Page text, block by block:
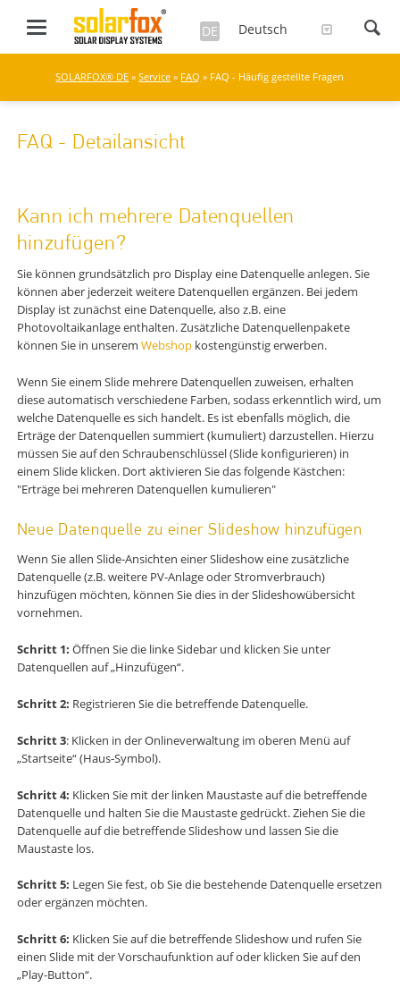
DE Deutsch
SOLARFOX® DE »Service » FAQ » FAQ - Häufig gestellte Fragen
FAQ - Detailansicht
Kann ich mehrere Datenquellen
hinzufügen?
Sie können grundsätzlich pro Display eine Datenquelle anlegen. Sie
können aber jederzeit weitere Datenquellen ergänzen. Bei jedem
Display ist zunächst eine Datenquelle, also z.B. eine
Photovoltaikanlage enthalten. Zusätzliche Datenquellenpakete
können Sie in unserem Webshop kostengünstig erwerben.
Wenn Sie einem Slide mehrere Datenquellen zuweisen, erhalten
diese automatisch verschiedene Farben, sodass erkenntlich wird, um
welche Datenquelle es sich handelt. Es ist ebenfalls möglich, die
Erträge der Datenquellen summiert (kumuliert) darzustellen. Hierzu
müssen Sie auf den Schraubenschlüssel (Slide konfigurieren) in
einem Slide klicken. Dort aktivieren Sie das folgende Kästchen:
"Erträge bei mehreren Datenquellen kumulieren"
Neue Datenquelle zu einer Slideshow hinzufügen
Wenn Sie allen Slide-Ansichten einer Slideshow eine zusätzliche
Datenquelle (z.B. weitere PV-Anlage oder Stromverbrauch)
hinzufügen möchten, können Sie dies in der Slideshowübersicht
vornehmen.
Schritt 1: Öffnen Sie die linke Sidebar und klicken Sie unter
Datenquellen auf „Hinzufügen“.
Schritt 2: Registrieren Sie die betreffende Datenquelle.
Schritt 3: Klicken in der Onlineverwaltung im oberen Menü auf
„Startseite“ (Haus-Symbol).
Schritt 4: Klicken Sie mit der linken Maustaste auf die betreffende
Datenquelle und halten Sie die Maustaste gedrückt. Ziehen Sie die
Datenquelle auf die betreffende Slideshow und lassen Sie die
Maustaste los.
Schritt 5: Legen Sie fest, ob Sie die bestehende Datenquelle ersetzen
oder ergänzen möchten.
Schritt 6: Klicken Sie auf die betreffende Slideshow und rufen Sie
einen Slide mit der Vorschaufunktion auf oder klicken Sie auf den
„Play-Button“.